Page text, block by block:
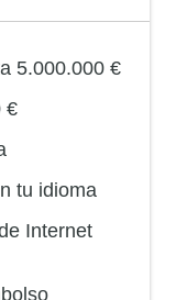
5.000.000 €
€
tu idioma
Internet